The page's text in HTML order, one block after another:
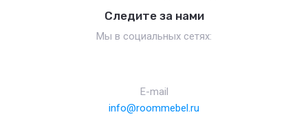
Следите за нами
Мы в социальных сетях:
E-mail
info@roommebel.ru